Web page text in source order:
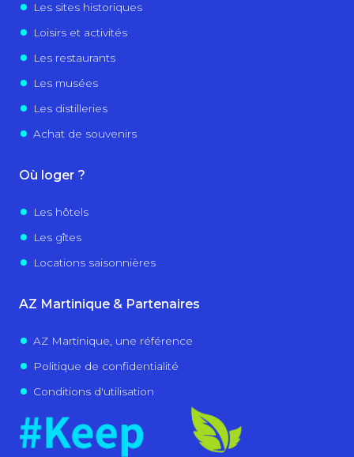
Les sites historiques
Loisirs et activités
Les restaurants
Les musées
Les distilleries
Achat de souvenirs
Où loger ?
Les hôtels
Les gîtes
Locations saisonnières
AZ Martinique & Partenaires
AZ Martinique, une référence
Politique de confidentialité
Conditions d'utilisation